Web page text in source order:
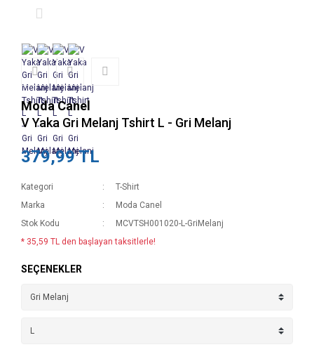
Moda Canel
V Yaka Gri Melanj Tshirt L - Gri Melanj
379,99 TL
Kategori
T-Shirt
Marka
Moda Canel
Stok Kodu
MCVTSH001020-L-GriMelanj
* 35,59 TL den başlayan taksitlerle!
SEÇENEKLER